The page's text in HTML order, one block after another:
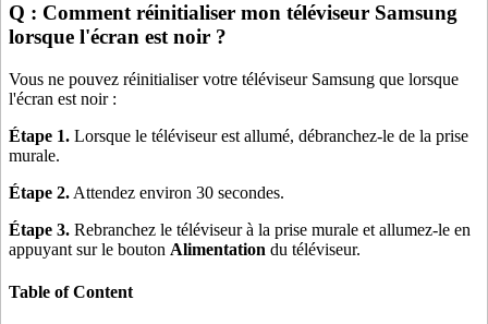
Q : Comment réinitialiser mon téléviseur Samsung
lorsque l'écran est noir ?
Vous ne pouvez réinitialiser votre téléviseur Samsung que lorsque
l'écran est noir :
Étape 1. Lorsque le téléviseur est allumé, débranchez-le de la prise
murale.
Étape 2. Attendez environ 30 secondes.
Étape 3. Rebranchez le téléviseur à la prise murale et allumez-le en
appuyant sur le bouton Alimentation du téléviseur.
Table of Content